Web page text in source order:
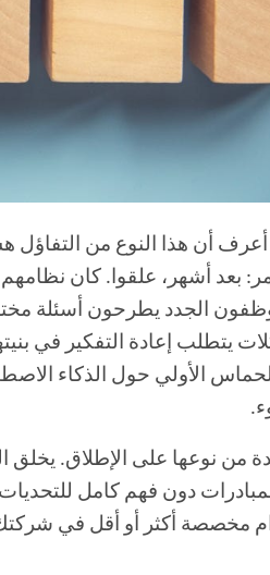
بعد أشهر، علقوا. كان
الجدد يطرحون أسئلة
يتطلب إعادة التفكير في
الحماس الأولي حول الذكاء
من نوعها على الإطلاق. يخلق
دون فهم كامل
مخصصة أكثر أو أقل في